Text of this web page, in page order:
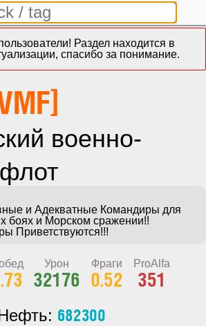
Раздел находится в
спасибо за понимание.
военно-
боях и Морском сражении!!
Приветствуются!!!
Урон
32176
Фраги
0.52
ProAlfa
351
682300